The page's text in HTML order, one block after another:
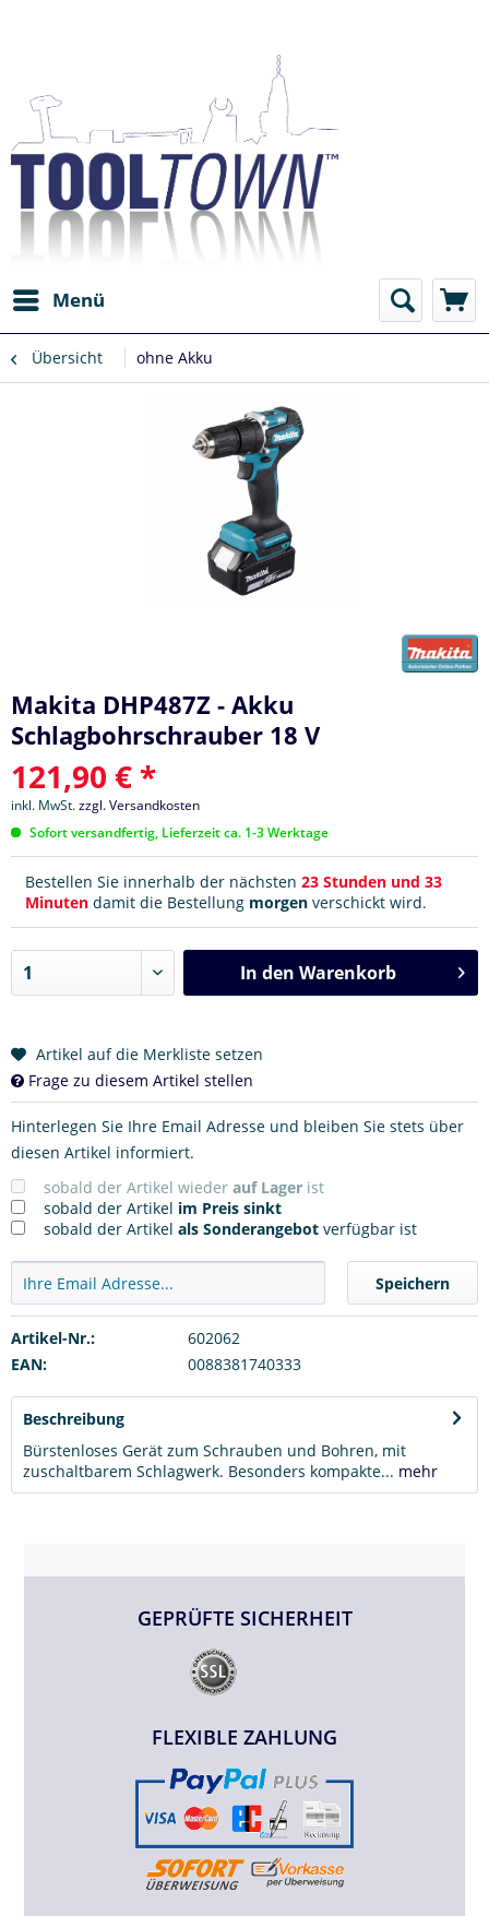
Menü
Übersicht ohne Akku
Makita DHP487Z - Akku
Schlagbohrschrauber 18 V
121,90 € *
inkl. MwSt.zzgl. Versandkosten
Sofort versandfertig, Lieferzeit ca. 1-3 Werktage
Bestellen Sie innerhalb der nächsten 23 Stunden und 33
Minuten damit die Bestellung morgen verschickt wird.
In den Warenkorb
Artikel auf die Merkliste setzen
Frage zu diesem Artikel stellen
Hinterlegen Sie Ihre Email Adresse und bleiben Sie stets über
diesen Artikel informiert.
sobald der Artikel wieder auf Lager ist
sobald der Artikel im Preis sinkt
sobald der Artikel als Sonderangebot verfügbar ist
Speichern
Artikel-Nr.:
602062
EAN:
0088381740333
Beschreibung
Bürstenloses Gerät zum Schrauben und Bohren, mit
zuschaltbarem Schlagwerk. Besonders kompakte... mehr
GEPRÜFTE SICHERHEIT
FLEXIBLE ZAHLUNG